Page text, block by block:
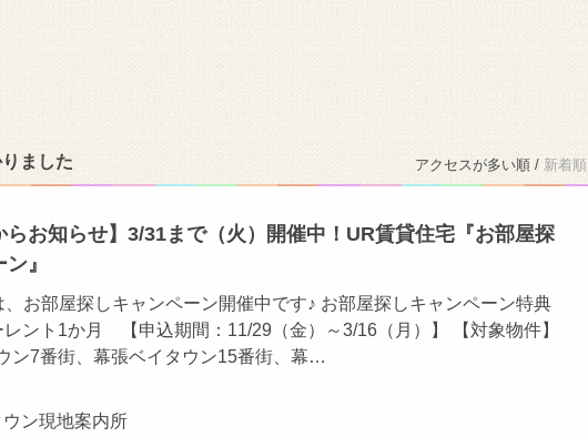
ました アクセスが多い順 / 新着順
らお知らせ】3/31まで（火）開催中！UR賃貸住宅『お部屋探
』
お部屋探しキャンペーン開催中です♪ お部屋探しキャンペーン特典
レント1か月 【申込期間：11/29（金）～3/16（月）】 【対象物件】
ン7番街、幕張ベイタウン15番街、幕…
ン現地案内所